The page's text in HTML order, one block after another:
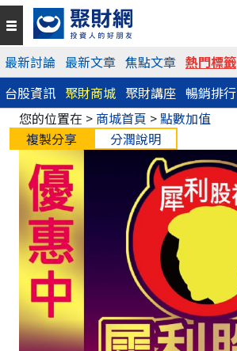
最新討論 最新文章 焦點文章 熱門標籤
台股資訊 聚財商城 聚財講座 暢銷排行
您的位置在 > 商城首頁 >點數加值
複製分享
分潤說明